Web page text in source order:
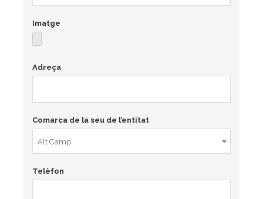
Imatge
Adreça
Comarca de la seu de l’entitat
Alt Camp
Telèfon